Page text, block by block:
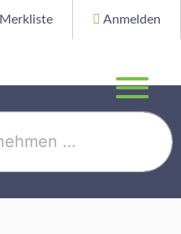
Merkliste Anmelden